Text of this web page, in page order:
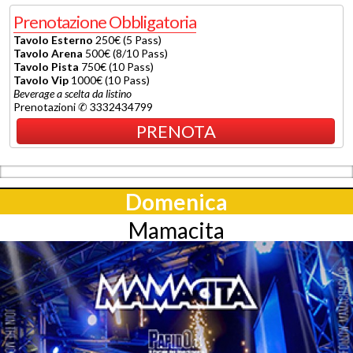
Prenotazione Obbligatoria
Tavolo Esterno 250€ (5 Pass)
Tavolo Arena 500€ (8/10 Pass)
Tavolo Pista 750€ (10 Pass)
Tavolo Vip 1000€ (10 Pass)
Beverage a scelta da listino
Prenotazioni ✆ 3332434799
PRENOTA
Domenica
Mamacita